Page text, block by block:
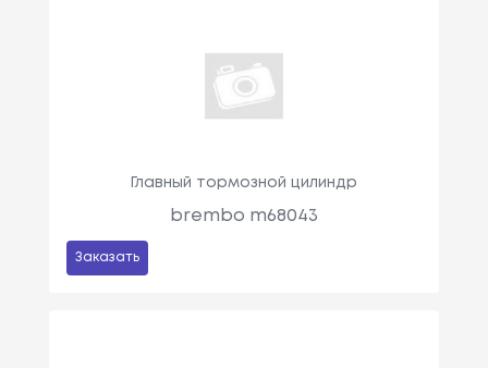
Главный тормозной цилиндр
brembo m68043
Заказать